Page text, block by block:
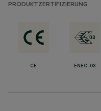
PRODUKTZERTIFIZIERUNG
CE ENEC-03